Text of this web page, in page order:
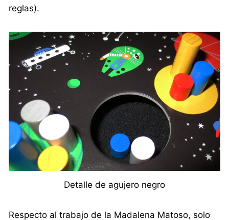
reglas).
Detalle de agujero negro
Respecto al trabajo de la Madalena Matoso, solo